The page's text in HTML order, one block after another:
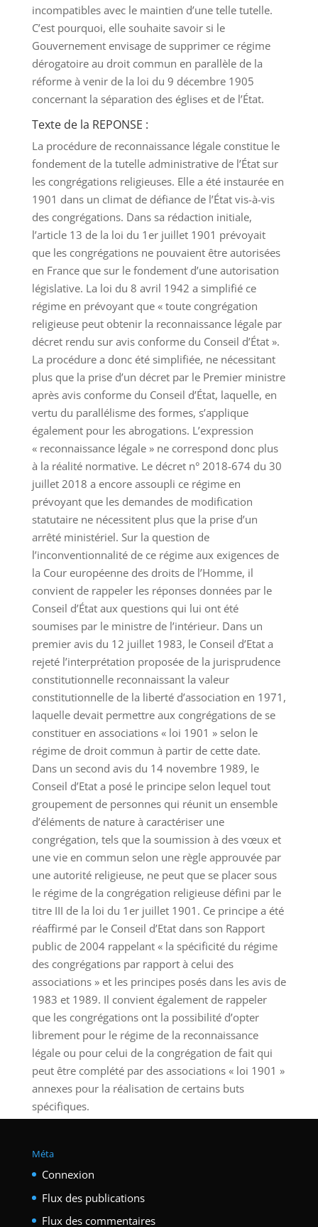
incompatibles avec le maintien d’une telle tutelle.
C’est pourquoi, elle souhaite savoir si le
Gouvernement envisage de supprimer ce régime
dérogatoire au droit commun en parallèle de la
réforme à venir de la loi du 9 décembre 1905
concernant la séparation des églises et de l’État.
Texte de la REPONSE :
La procédure de reconnaissance légale constitue le
fondement de la tutelle administrative de l’État sur
les congrégations religieuses. Elle a été instaurée en
1901 dans un climat de défiance de l’État vis-à-vis
des congrégations. Dans sa rédaction initiale,
l’article 13 de la loi du 1er juillet 1901 prévoyait
que les congrégations ne pouvaient être autorisées
en France que sur le fondement d’une autorisation
législative. La loi du 8 avril 1942 a simplifié ce
régime en prévoyant que « toute congrégation
religieuse peut obtenir la reconnaissance légale par
décret rendu sur avis conforme du Conseil d’État ».
La procédure a donc été simplifiée, ne nécessitant
plus que la prise d’un décret par le Premier ministre
après avis conforme du Conseil d’État, laquelle, en
vertu du parallélisme des formes, s’applique
également pour les abrogations. L’expression
« reconnaissance légale » ne correspond donc plus
à la réalité normative. Le décret n° 2018-674 du 30
juillet 2018 a encore assoupli ce régime en
prévoyant que les demandes de modification
statutaire ne nécessitent plus que la prise d’un
arrêté ministériel. Sur la question de
l’inconventionnalité de ce régime aux exigences de
la Cour européenne des droits de l’Homme, il
convient de rappeler les réponses données par le
Conseil d’État aux questions qui lui ont été
soumises par le ministre de l’intérieur. Dans un
premier avis du 12 juillet 1983, le Conseil d’Etat a
rejeté l’interprétation proposée de la jurisprudence
constitutionnelle reconnaissant la valeur
constitutionnelle de la liberté d’association en 1971,
laquelle devait permettre aux congrégations de se
constituer en associations « loi 1901 » selon le
régime de droit commun à partir de cette date.
Dans un second avis du 14 novembre 1989, le
Conseil d’Etat a posé le principe selon lequel tout
groupement de personnes qui réunit un ensemble
d’éléments de nature à caractériser une
congrégation, tels que la soumission à des vœux et
une vie en commun selon une règle approuvée par
une autorité religieuse, ne peut que se placer sous
le régime de la congrégation religieuse défini par le
titre III de la loi du 1er juillet 1901. Ce principe a été
réaffirmé par le Conseil d’Etat dans son Rapport
public de 2004 rappelant « la spécificité du régime
des congrégations par rapport à celui des
associations » et les principes posés dans les avis de
1983 et 1989. Il convient également de rappeler
que les congrégations ont la possibilité d’opter
librement pour le régime de la reconnaissance
légale ou pour celui de la congrégation de fait qui
peut être complété par des associations « loi 1901 »
annexes pour la réalisation de certains buts
spécifiques.
Méta
Connexion
Flux des publications
Flux des commentaires